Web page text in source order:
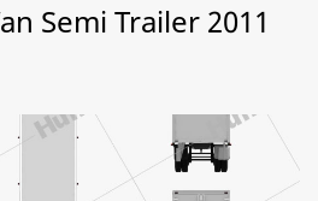
Semi Trailer 2011